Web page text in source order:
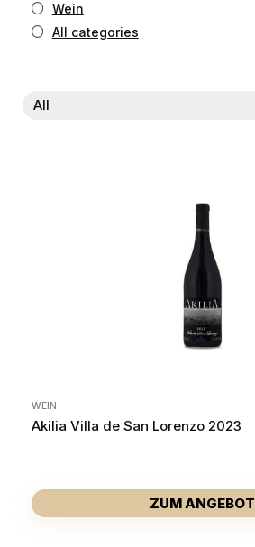
Wein
All categories
All
WEIN
Akilia Villa de San Lorenzo 2023
ZUM ANGEBOT